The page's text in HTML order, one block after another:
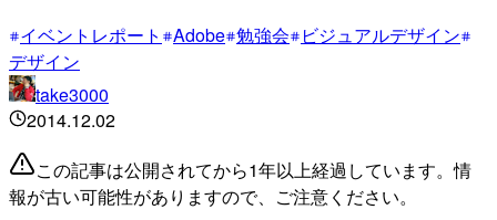
イベントレポート Adobe 勉強会
ビジュアルデザイン
デザイン
take3000
2014.12.02
この記事は公開されてから1年以上経過しています。情
報が古い可能性がありますので、ご注意ください。